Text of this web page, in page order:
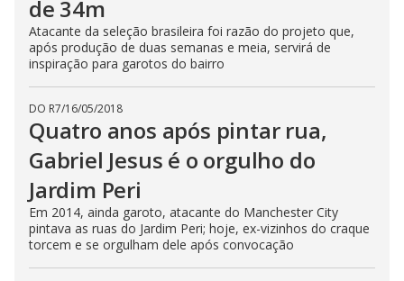
de 34m
Atacante da seleção brasileira foi razão do projeto que,
após produção de duas semanas e meia, servirá de
inspiração para garotos do bairro
DO R7/16/05/2018
Quatro anos após pintar rua,
Gabriel Jesus é o orgulho do
Jardim Peri
Em 2014, ainda garoto, atacante do Manchester City
pintava as ruas do Jardim Peri; hoje, ex-vizinhos do craque
torcem e se orgulham dele após convocação